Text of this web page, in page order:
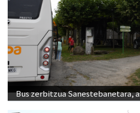
Bus zerbitzua Sanestebanetara,